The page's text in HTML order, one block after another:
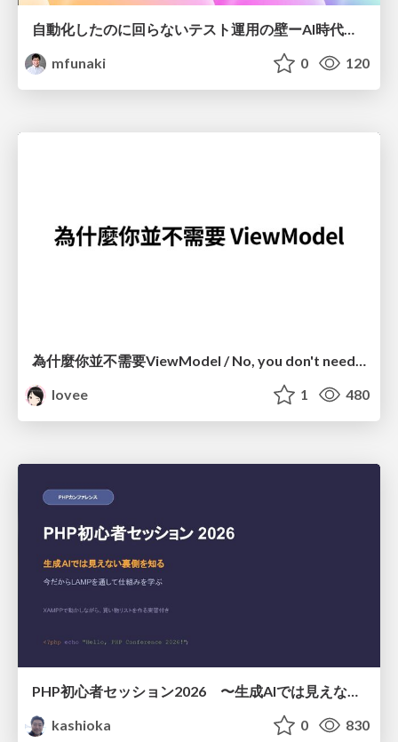
自動化したのに回らないテスト運用の壁ーAI時代の品質責任と生産性
mfunaki
0 120
lovee
1 480
PHP初心者セッション2026 〜生成AIでは見えない裏側を知る：今だからLAMPを通して仕組みを学ぶ〜
kashioka
0 830